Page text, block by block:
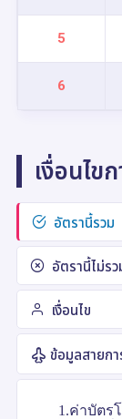
5
6
เงื่อนไข
อัตรานี้รวม
อัตรานี้ไม่รว
เงื่อนไข
ข้อมูลสายกา
1.ค่าบัตร